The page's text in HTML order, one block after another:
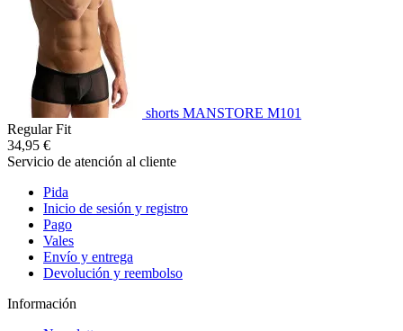
shorts MANSTORE M101
Regular Fit
34,95 €
Servicio de atención al cliente
Pida
Inicio de sesión y registro
Pago
Vales
Envío y entrega
Devolución y reembolso
Información